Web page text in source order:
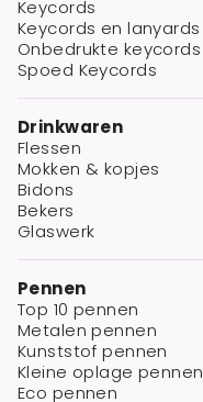
Keycords
Keycords en lanyards
Onbedrukte keycords
Spoed Keycords
Drinkwaren
Flessen
Mokken & kopjes
Bidons
Bekers
Glaswerk
Pennen
Top 10 pennen
Metalen pennen
Kunststof pennen
Kleine oplage pennen
Eco pennen